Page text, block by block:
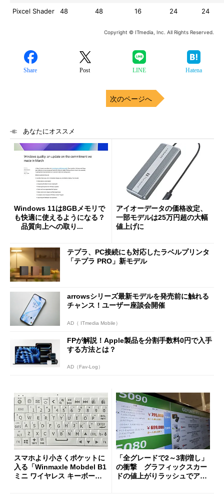
Pixcel Shader 48 48 16 24 24
Copyright © ITmedia, Inc. All Rights Reserved.
Share Post LINE Hatena
次のページへ
あなたにオススメ
Windows 11は8GBメモリで
も快適に使えるようになる？
品質向上への取り...
アイオーデータの価格改定、
一部モデルは25万円超の大幅
値上げに
テプラ、PC接続にも対応したラベルプリンタ
「テプラ PRO」新モデル
arrowsシリーズ最新モデルを発売前に触れる
チャンス！ユーザー座談会開催
AD（ ITmedia Mobile）
FPが解説！Apple製品を分割手数料0円で入手
する方法とは？
AD（Fav-Log）
スマホより小さくポケットに
入る「Winmaxle Mobdel B1
ミニ ワイヤレス キーボー
「全グレードで2～3割増し」
の衝撃 グラフィックスカー
ドの値上がりラッシュでアキ